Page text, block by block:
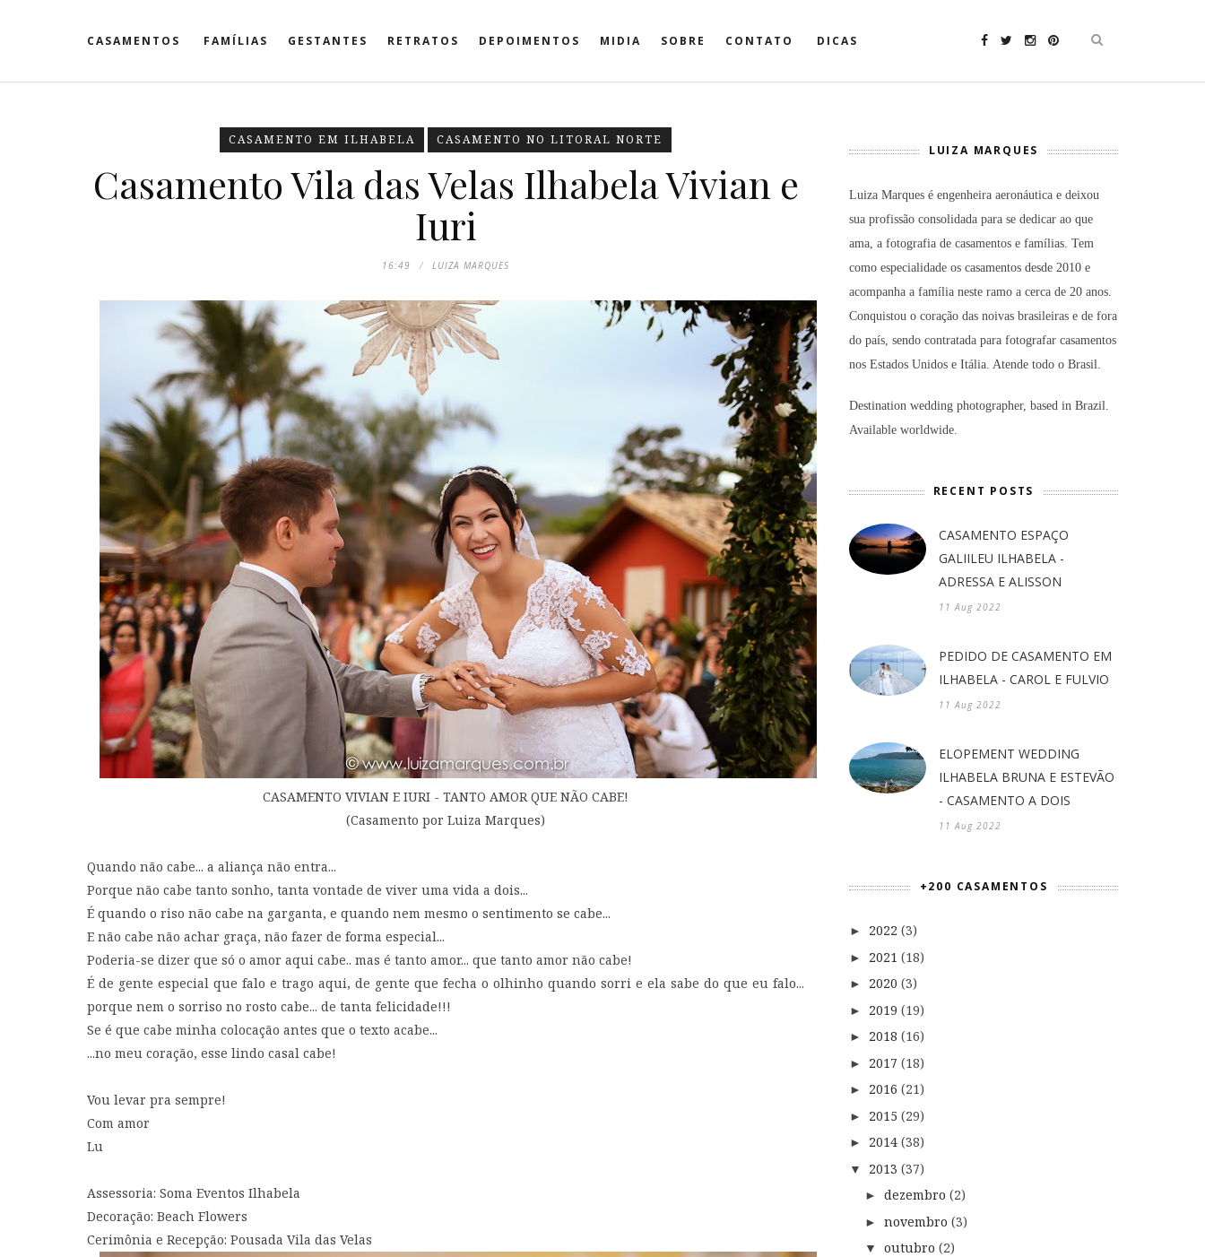
CASAMENTOS FAMÍLIAS GESTANTES RETRATOS DEPOIMENTOS MIDIA SOBRE CONTATO DICAS
CASAMENTO EM ILHABELA CASAMENTO NO LITORAL NORTE
Casamento Vila das Velas Ilhabela Vivian e
Iuri
16:49 LUIZA MARQUES
CASAMENTO VIVIAN E IURI - TANTO AMOR QUE NÃO CABE!
(Casamento por Luiza Marques)
Quando não cabe... a aliança não entra...
Porque não cabe tanto sonho, tanta vontade de viver uma vida a dois...
É quando o riso não cabe na garganta, e quando nem mesmo o sentimento se cabe...
E não cabe não achar graça, não fazer de forma especial...
Poderia-se dizer que só o amor aqui cabe.. mas é tanto amor... que tanto amor não cabe!
É de gente especial que falo e trago aqui, de gente que fecha o olhinho quando sorri e ela sabe do que eu falo...
porque nem o sorriso no rosto cabe... de tanta felicidade!!!
Se é que cabe minha colocação antes que o texto acabe...
...no meu coração, esse lindo casal cabe!
Vou levar pra sempre!
Com amor
Lu
Assessoria: Soma Eventos Ilhabela
Decoração: Beach Flowers
Cerimônia e Recepção: Pousada Vila das Velas
LUIZA MARQUES
Luiza Marques é engenheira aeronáutica e deixou
sua profissão consolidada para se dedicar ao que
ama, a fotografia de casamentos e famílias. Tem
como especialidade os casamentos desde 2010 e
acompanha a família neste ramo a cerca de 20 anos.
Conquistou o coração das noivas brasileiras e de fora
do país, sendo contratada para fotografar casamentos
nos Estados Unidos e Itália. Atende todo o Brasil.
Destination wedding photographer, based in Brazil.
Available worldwide.
RECENT POSTS
CASAMENTO ESPAÇO
GALIILEU ILHABELA -
ADRESSA E ALISSON
11 Aug 2022
PEDIDO DE CASAMENTO EM
ILHABELA - CAROL E FULVIO
11 Aug 2022
ELOPEMENT WEDDING
ILHABELA BRUNA E ESTEVÃO
- CASAMENTO A DOIS
11 Aug 2022
+200 CASAMENTOS
► 2022 (3)
► 2021 (18)
► 2020 (3)
► 2019 (19)
► 2018 (16)
► 2017 (18)
► 2016 (21)
► 2015 (29)
► 2014 (38)
▼ 2013 (37)
► dezembro (2)
► novembro (3)
▼ outubro (2)